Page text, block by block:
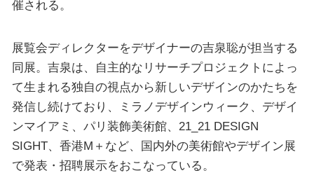
催される。
展覧会ディレクターをデザイナーの吉泉聡が担当する
同展。吉泉は、自主的なリサーチプロジェクトによっ
て生まれる独自の視点から新しいデザインのかたちを
発信し続けており、ミラノデザインウィーク、デザイ
ンマイアミ、パリ装飾美術館、21_21 DESIGN
SIGHT、香港M＋など、国内外の美術館やデザイン展
で発表・招聘展示をおこなっている。